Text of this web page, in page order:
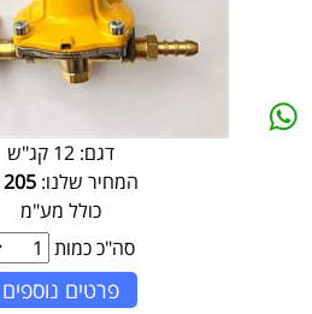
דגם: 12 קג"ש
המחיר שלנו:205
כולל מע"מ
סה"כ כמות
פרטים נוספים